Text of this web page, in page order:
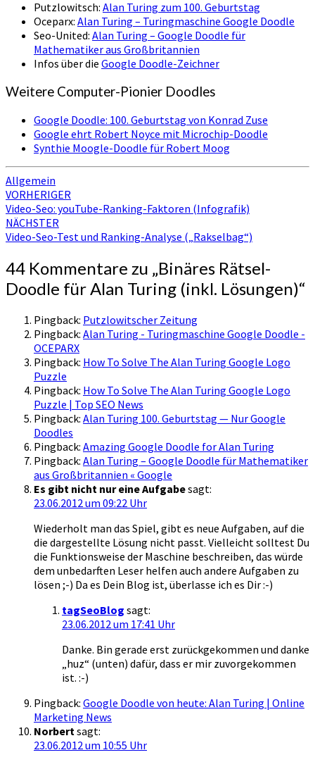
Putzlowitsch: Alan Turing zum 100. Geburtstag
Oceparx: Alan Turing – Turingmaschine Google Doodle
Seo-United: Alan Turing – Google Doodle für
Mathematiker aus Großbritannien
Infos über die Google Doodle-Zeichner
Weitere Computer-Pionier Doodles
Google Doodle: 100. Geburtstag von Konrad Zuse
Google ehrt Robert Noyce mit Microchip-Doodle
Synthie Moogle-Doodle für Robert Moog
Allgemein
Beitragsnavigation
VORHERIGER
Video-Seo: youTube-Ranking-Faktoren (Infografik)
NÄCHSTER
Video-Seo-Test und Ranking-Analyse („Rakselbag“)
44 Kommentare zu „Binäres Rätsel-
Doodle für Alan Turing (inkl. Lösungen)“
Pingback: Putzlowitscher Zeitung
Pingback: Alan Turing - Turingmaschine Google Doodle -
OCEPARX
Pingback: How To Solve The Alan Turing Google Logo
Puzzle
Pingback: How To Solve The Alan Turing Google Logo
Puzzle | Top SEO News
Pingback: Alan Turing 100. Geburtstag — Nur Google
Doodles
Pingback: Amazing Google Doodle for Alan Turing
Pingback: Alan Turing – Google Doodle für Mathematiker
aus Großbritannien « Google
Es gibt nicht nur eine Aufgabesagt:
23.06.2012 um 09:22 Uhr
Wiederholt man das Spiel, gibt es neue Aufgaben, auf die
die dargestellte Lösung nicht passt. Vielleicht solltest Du
die Funktionsweise der Maschine beschreiben, das würde
dem unbedarften Leser helfen auch andere Aufgaben zu
lösen ;-) Da es Dein Blog ist, überlasse ich es Dir :-)
tagSeoBlog sagt:
23.06.2012 um 17:41 Uhr
Danke. Bin gerade erst zurückgekommen und danke
„huz“ (unten) dafür, dass er mir zuvorgekommen
ist. :-)
Pingback: Google Doodle von heute: Alan Turing | Online
Marketing News
Norbert sagt:
23.06.2012 um 10:55 Uhr